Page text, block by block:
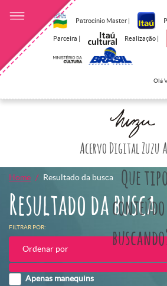
Patrocínio Master |
Parceira | Realização |
Olá
Acervo Digital Zuzu
Que
Home Resultado da busca
Resultado da busca
FILTRAR POR:
Ordenar por
Apenas manequins